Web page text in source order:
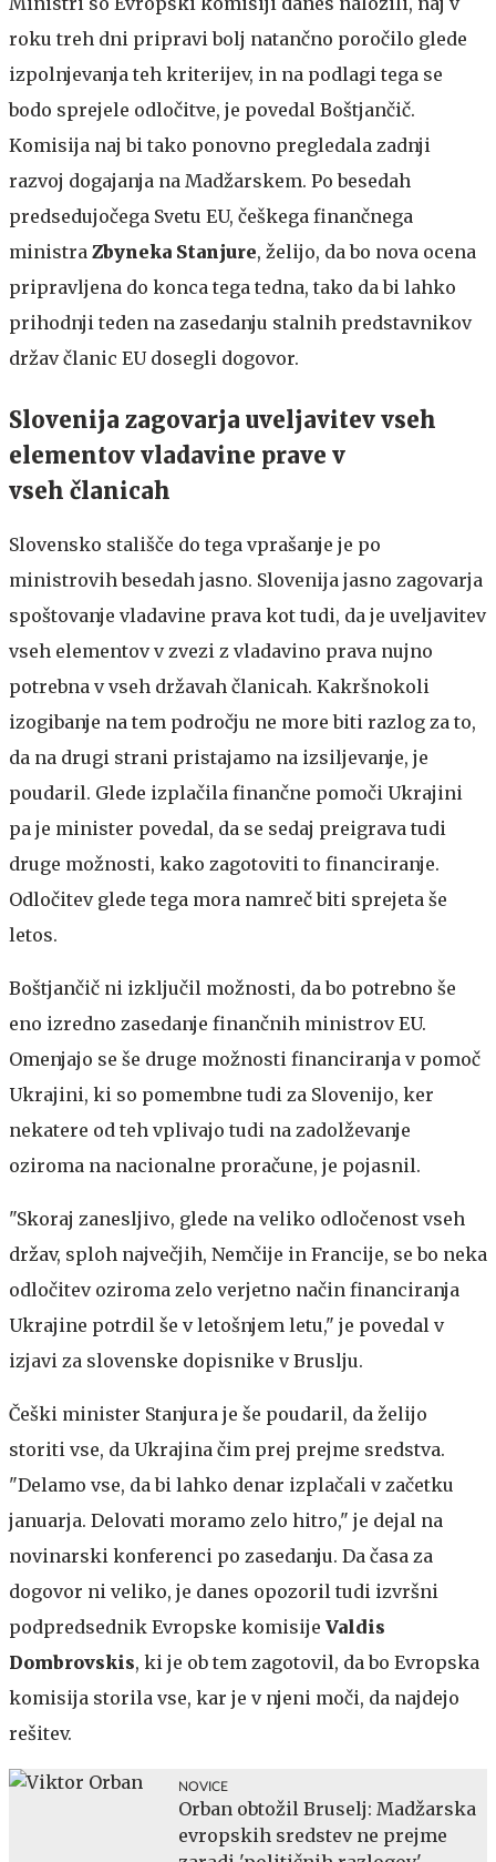
roku treh dni pripravi bolj natančno poročilo glede
izpolnjevanja teh kriterijev, in na podlagi tega se
bodo sprejele odločitve, je povedal Boštjančič.
Komisija naj bi tako ponovno pregledala zadnji
razvoj dogajanja na Madžarskem. Po besedah
predsedujočega Svetu EU, češkega finančnega
ministra Zbyneka Stanjure, želijo, da bo nova ocena
pripravljena do konca tega tedna, tako da bi lahko
prihodnji teden na zasedanju stalnih predstavnikov
držav članic EU dosegli dogovor.
Slovenija zagovarja uveljavitev vseh
elementov vladavine prave v
vseh članicah
Slovensko stališče do tega vprašanje je po
ministrovih besedah jasno. Slovenija jasno zagovarja
spoštovanje vladavine prava kot tudi, da je uveljavitev
vseh elementov v zvezi z vladavino prava nujno
potrebna v vseh državah članicah. Kakršnokoli
izogibanje na tem področju ne more biti razlog za to,
da na drugi strani pristajamo na izsiljevanje, je
poudaril. Glede izplačila finančne pomoči Ukrajini
pa je minister povedal, da se sedaj preigrava tudi
druge možnosti, kako zagotoviti to financiranje.
Odločitev glede tega mora namreč biti sprejeta še
letos.
Boštjančič ni izključil možnosti, da bo potrebno še
eno izredno zasedanje finančnih ministrov EU.
Omenjajo se še druge možnosti financiranja v pomoč
Ukrajini, ki so pomembne tudi za Slovenijo, ker
nekatere od teh vplivajo tudi na zadolževanje
oziroma na nacionalne proračune, je pojasnil.
"Skoraj zanesljivo, glede na veliko odločenost vseh
držav, sploh največjih, Nemčije in Francije, se bo neka
odločitev oziroma zelo verjetno način financiranja
Ukrajine potrdil še v letošnjem letu," je povedal v
izjavi za slovenske dopisnike v Bruslju.
Češki minister Stanjura je še poudaril, da želijo
storiti vse, da Ukrajina čim prej prejme sredstva.
"Delamo vse, da bi lahko denar izplačali v začetku
januarja. Delovati moramo zelo hitro," je dejal na
novinarski konferenci po zasedanju. Da časa za
dogovor ni veliko, je danes opozoril tudi izvršni
podpredsednik Evropske komisije Valdis
Dombrovskis, ki je ob tem zagotovil, da bo Evropska
komisija storila vse, kar je v njeni moči, da najdejo
rešitev.
NOVICE
Orban obtožil Bruselj: Madžarska
evropskih sredstev ne prejme